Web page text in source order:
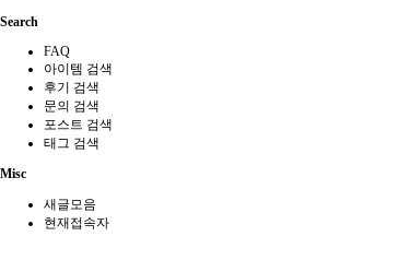
Search
FAQ
아이템 검색
후기 검색
문의 검색
포스트 검색
태그 검색
Misc
새글모음
현재접속자